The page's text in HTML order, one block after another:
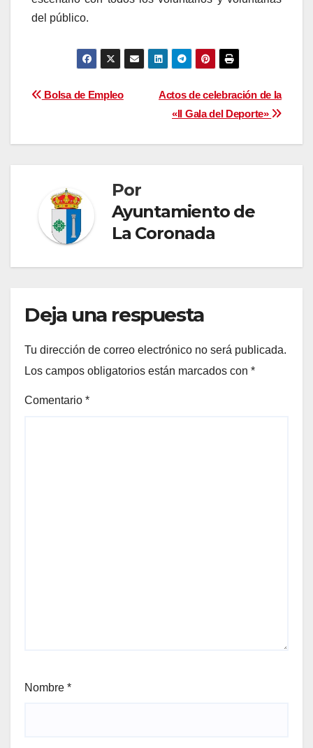
del público.
Navegación
Actos de celebración de la
«II Gala del Deporte»
Bolsa de Empleo
Por
Ayuntamiento de
La Coronada
Deja una respuesta
Tu dirección de correo electrónico no será publicada.
Los campos obligatorios están marcados con *
Comentario *
Nombre *